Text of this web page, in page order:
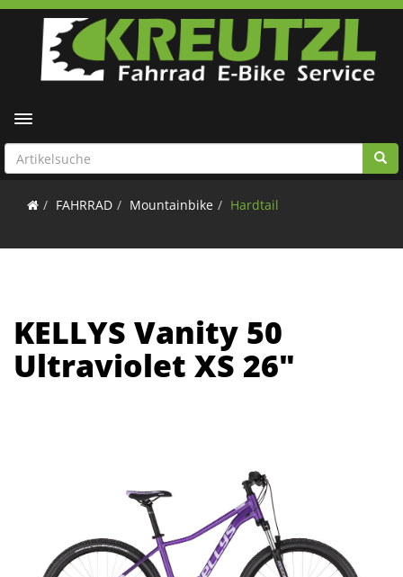
Toggle navigation
FAHRRAD Mountainbike Hardtail
KELLYS Vanity 50
Ultraviolet XS 26"